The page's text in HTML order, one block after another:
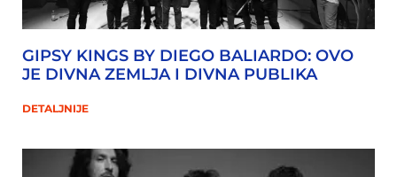
GIPSY KINGS BY DIEGO BALIARDO: OVO
JE DIVNA ZEMLJA I DIVNA PUBLIKA
DETALJNIJE